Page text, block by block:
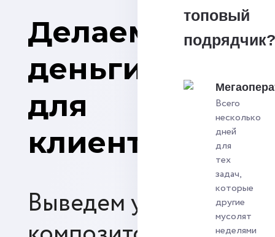
Делаем
деньги
для
клиентов
Выведем услуги
топовый
подрядчик?
Всего
несколько
дней
для
тех
задач,
которые
другие
мусолят
неделями